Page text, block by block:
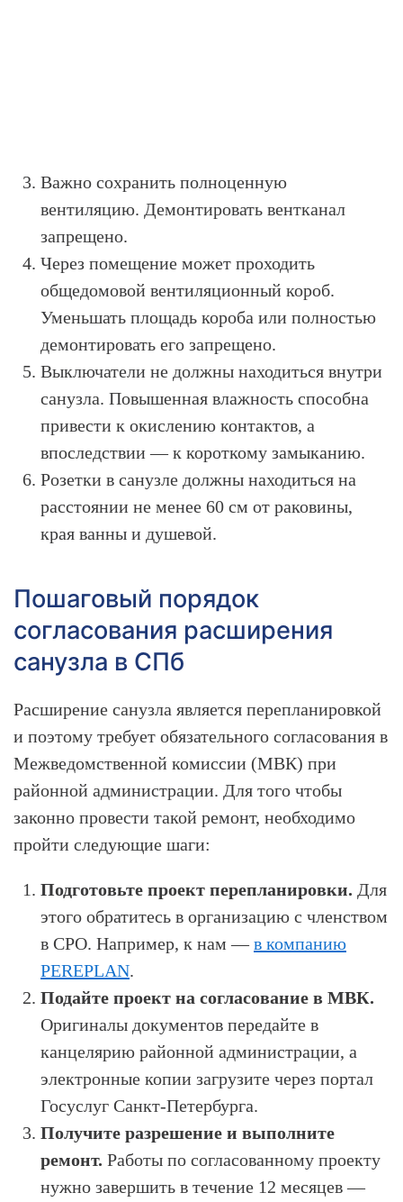
Важно сохранить полноценную
вентиляцию. Демонтировать вентканал
запрещено.
Через помещение может проходить
общедомовой вентиляционный короб.
Уменьшать площадь короба или полностью
демонтировать его запрещено.
Выключатели не должны находиться внутри
санузла. Повышенная влажность способна
привести к окислению контактов, а
впоследствии — к короткому замыканию.
Розетки в санузле должны находиться на
расстоянии не менее 60 см от раковины,
края ванны и душевой.
Пошаговый порядок
согласования расширения
санузла в СПб
Расширение санузла является перепланировкой
и поэтому требует обязательного согласования в
Межведомственной комиссии (МВК) при
районной администрации. Для того чтобы
законно провести такой ремонт, необходимо
пройти следующие шаги:
Подготовьте проект перепланировки. Для
этого обратитесь в организацию с членством
в СРО. Например, к нам —в компанию
PEREPLAN.
Подайте проект на согласование в МВК.
Оригиналы документов передайте в
канцелярию районной администрации, а
электронные копии загрузите через портал
Госуслуг Санкт-Петербурга.
Получите разрешение и выполните
ремонт. Работы по согласованному проекту
нужно завершить в течение 12 месяцев —